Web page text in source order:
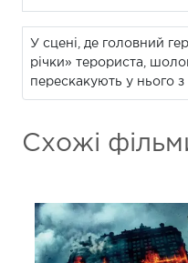
У сцені, де головний
річки» терориста,
перескакують у нього з
Схожі